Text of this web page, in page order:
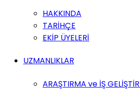
HAKKINDA
TARİHÇE
EKİP ÜYELERİ
UZMANLIKLAR
ARAŞTIRMA ve İŞ